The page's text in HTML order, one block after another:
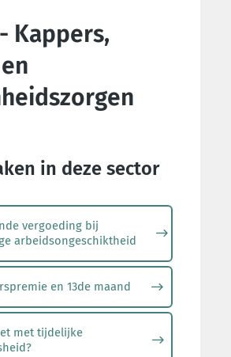
Kappers,
in deze sector
vergoeding bij
arbeidsongeschiktheid
en 13de maand
met tijdelijke